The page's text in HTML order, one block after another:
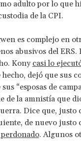
adulto por lo que
de la CPI.
es complejo en
abusivos del
Kony casi lo
dejó que sus
“esposas de
de la amnistía que
Dice que, justo
de nuevo justo
. Algunos